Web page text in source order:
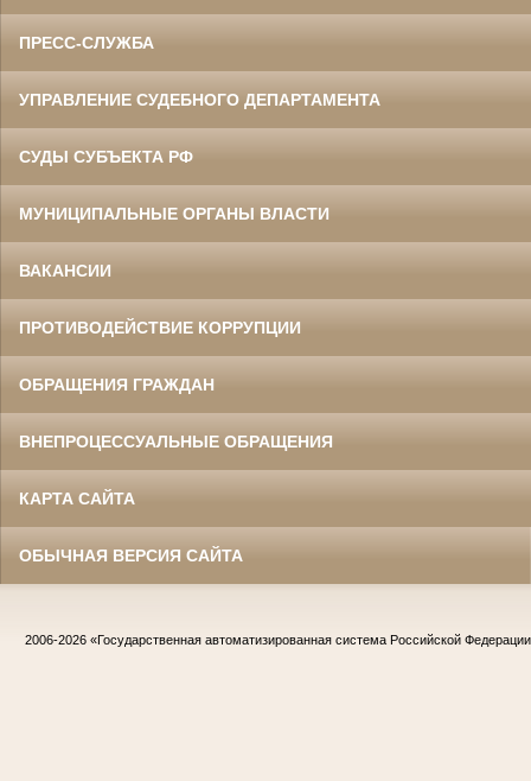
ПРЕСС-СЛУЖБА
УПРАВЛЕНИЕ СУДЕБНОГО ДЕПАРТАМЕНТА
СУДЫ СУБЪЕКТА РФ
МУНИЦИПАЛЬНЫЕ ОРГАНЫ ВЛАСТИ
ВАКАНСИИ
ПРОТИВОДЕЙСТВИЕ КОРРУПЦИИ
ОБРАЩЕНИЯ ГРАЖДАН
ВНЕПРОЦЕССУАЛЬНЫЕ ОБРАЩЕНИЯ
КАРТА САЙТА
ОБЫЧНАЯ ВЕРСИЯ САЙТА
2006-2026 «Государственная автоматизированная система Российской